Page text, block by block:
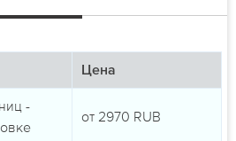
Цена
-
от 2970 RUB